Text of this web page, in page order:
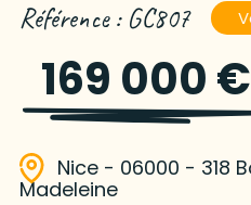
Référence : GC807
169 000 €
Nice - 06000 - 318
Madeleine